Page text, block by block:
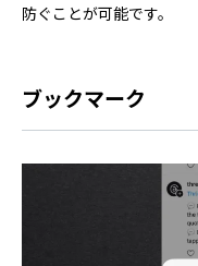
防ぐことが可能です。
ブックマーク